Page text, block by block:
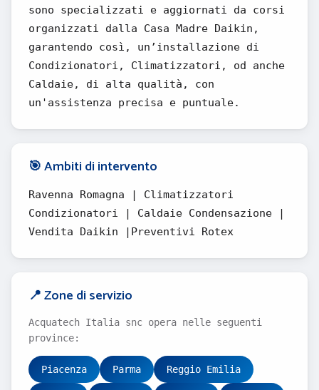
sono specializzati e aggiornati da corsi
organizzati dalla Casa Madre Daikin,
garantendo così, un’installazione di
Condizionatori, Climatizzatori, od anche
Caldaie, di alta qualità, con
un'assistenza precisa e puntuale.
🎯 Ambiti di intervento
Ravenna Romagna | Climatizzatori
Condizionatori | Caldaie Condensazione |
Vendita Daikin |Preventivi Rotex
📍 Zone di servizio
Acquatech Italia snc opera nelle seguenti
province:
Piacenza Parma Reggio Emilia